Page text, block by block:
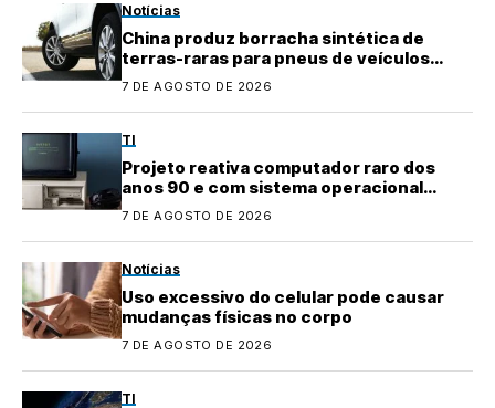
Notícias
China produz borracha sintética de
terras-raras para pneus de veículos
elétricos
7 DE AGOSTO DE 2026
TI
Projeto reativa computador raro dos
anos 90 e com sistema operacional
quase perdido
7 DE AGOSTO DE 2026
Notícias
Uso excessivo do celular pode causar
mudanças físicas no corpo
7 DE AGOSTO DE 2026
TI